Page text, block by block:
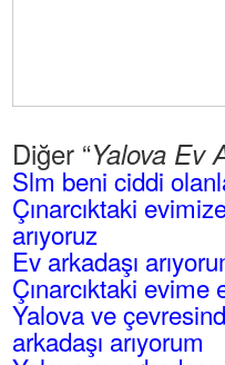
Diğer “Yalova Ev
Slm beni ciddi
Çınarcıktaki
arıyoruz
Ev arkadaşı
Çınarcıktaki evime
Yalova ve
arkadaşı arıyorum